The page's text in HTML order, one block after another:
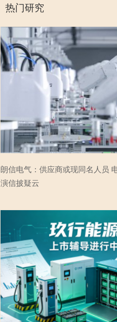
热门研究
朗信电气：供应商或现同名人员
演信披疑云